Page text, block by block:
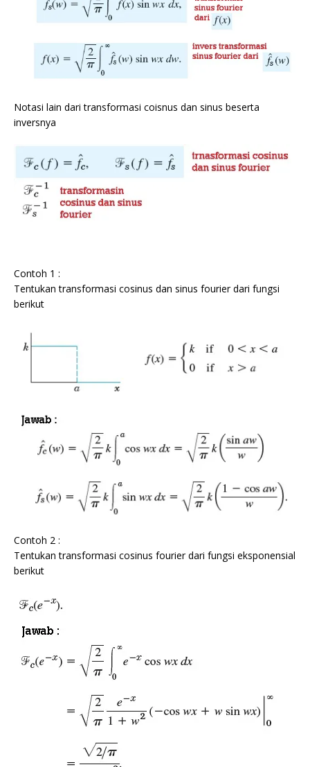
Notasi lain dari transformasi coisnus dan sinus beserta
inversnya
Contoh 1 :
Tentukan transformasi cosinus dan sinus fourier dari fungsi
berikut
Contoh 2 :
Tentukan transformasi cosinus fourier dari fungsi eksponensial
berikut